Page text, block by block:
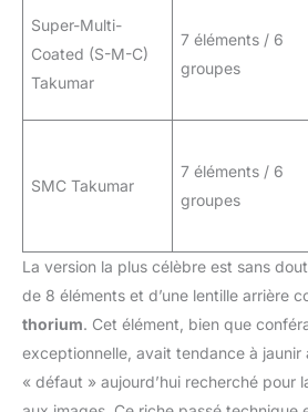
Super-Multi-
Coated (S-M-C)
Takumar
7 éléments / 6
groupes
SMC Takumar
7 éléments / 6
groupes
La version la plus célèbre est sans
de 8 éléments et d’une lentille arrière
thorium. Cet élément, bien que
exceptionnelle, avait tendance à jaunir
« défaut » aujourd’hui recherché pour